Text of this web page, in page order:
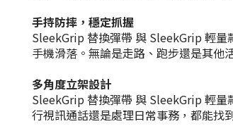
手持防摔，穩定抓握
SleekGrip 替換彈帶 與 SleekGrip 輕量
手機滑落。無論是走路、跑步還是其他
多角度立架設計
SleekGrip 替換彈帶 與 SleekGrip 輕量
行視訊通話還是處理日常事務，都能找